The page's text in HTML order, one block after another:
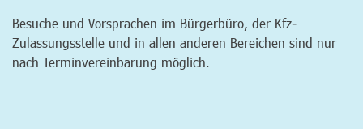
Besuche und Vorsprachen im Bürgerbüro, der Kfz-
Zulassungsstelle und in allen anderen Bereichen sind nur
nach Terminvereinbarung möglich.